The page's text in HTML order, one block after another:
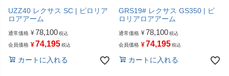
UZZ40 レクサス SC | ピロリア
ロアアーム
通常価格 ¥78,100 税込
会員価格 ¥74,195 税込
カートに入れる
GRS19# レクサス GS350 | ピ
ロリアロアアーム
通常価格 ¥78,100 税込
会員価格 ¥74,195 税込
カートに入れる